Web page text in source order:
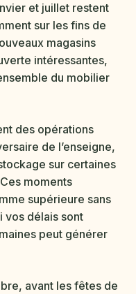
et juillet restent
sur les fins de
magasins
intéressantes,
du mobilier
des opérations
de l’enseigne,
sur certaines
moments
supérieure sans
vos délais sont
peut générer
avant les fêtes de